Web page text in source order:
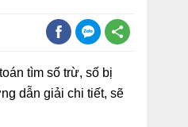
tìm số trừ, số bị
dẫn giải chi tiết, sẽ